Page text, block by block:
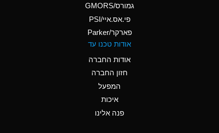
Ammonium Phosphate
A
Ammonium Sulfate
A
Amyl Acetate (Banana
גמורס/GMORS
פי.אס.איי/PSI
פארקר/Parker
אודות טכנו עד
אודות החברה
חזון החברה
המפעל
איכות
פנה אלינו